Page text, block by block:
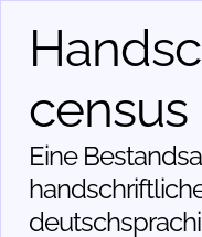
census
Eine